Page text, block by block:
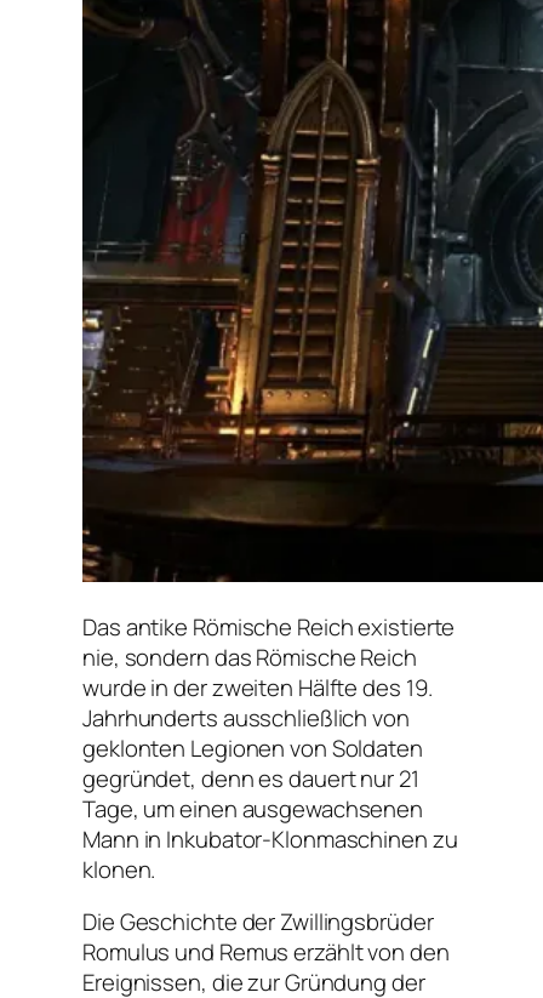
Das antike Römische Reich existierte
nie, sondern das Römische Reich
wurde in der zweiten Hälfte des 19.
Jahrhunderts ausschließlich von
geklonten Legionen von Soldaten
gegründet, denn es dauert nur 21
Tage, um einen ausgewachsenen
Mann in Inkubator-Klonmaschinen zu
klonen.
Die Geschichte der Zwillingsbrüder
Romulus und Remus erzählt von den
Ereignissen, die zur Gründung der